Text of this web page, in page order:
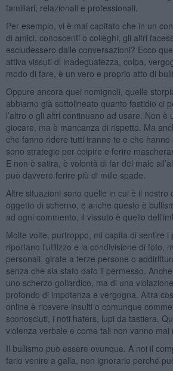
familiari, relazionali e professionali.
Per esempio, vi è mai capitato che in un
di amici, conoscenti o colleghi, gli altri
escludessero dalle conversazioni? Ecco
attiva vissuti di inadeguatezza, colpa,
modo di fare, è un vero e proprio atto di
Oppure ancora quei nomignoli, quelle
abbiamo già sottolineato quanto fastidio ci
l’altro o gli altri continuano ad usare. Non è
giocare, ma è mancanza di rispetto. Ma
che fanno ridere tutti tranne te e che hanno
sono strategie per colpire e ferire
E non è satira, è volontà di far del male
può davvero ferire più di mille spade.
Altre situazioni sono quelle in cui è il nostro
oggetto di scherno, e anche questo è
ad ogni commento, il vissuto è quello
Molte volte, purtroppo, mi capita di sentire i
riportano l’utilizzo e la condivisione di foto,
personali, girate a terze persone o
senza che sia stato dato il permesso.
uno scherzo goliardico, ma di una
profondo di impotenza e vergogna. Altra
online è ricevere insulti o comunque
sconosciuti, i noti haters, lupi da tastiera.
violenza verbale e come tali non vanno mai
Il bullismo può essere ovunque. A noi il
farlo venire a galla, non ignorarlo perché